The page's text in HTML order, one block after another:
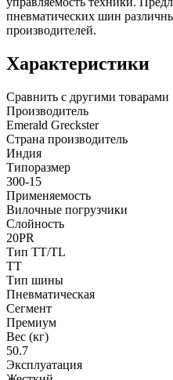
пневматических шин
производителей.
Характеристики
Сравнить с другими товарами
Производитель
Emerald Greckster
Страна производитель
Индия
Типоразмер
300-15
Применяемость
Вилочные погрузчики
Слойность
20PR
Тип TT/TL
TT
Тип шины
Пневматическая
Сегмент
Премиум
Вес (кг)
50.7
Эксплуатация